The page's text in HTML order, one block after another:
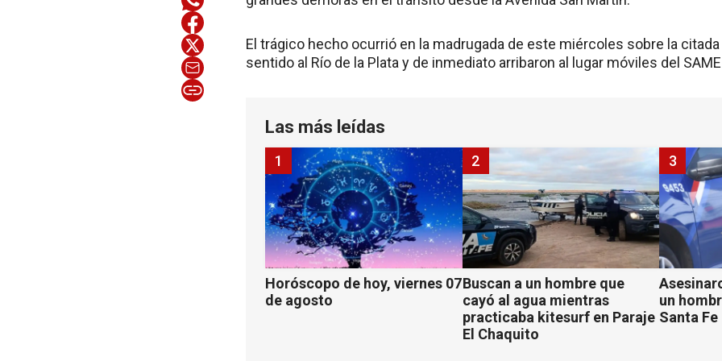
El trágico hecho ocurrió en la madrugada de este miércoles sobre la citada
sentido al Río de la Plata y de inmediato arribaron al lugar móviles del
Las más leídas
Horóscopo de hoy, viernes 07
de agosto
1
Buscan a un hombre que
cayó al agua mientras
practicaba kitesurf en Paraje
El Chaquito
2
un
Santa Fe
3